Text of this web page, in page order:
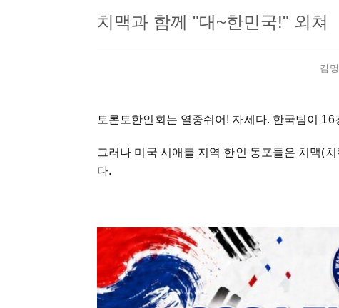
치맥과 함께 "대~한민국!" 외쳐
김
토론토한인회는 열중쉬어! 자세다. 한국팀이
그러나 미국 시애틀 지역 한인 동포들은 치맥(
다.